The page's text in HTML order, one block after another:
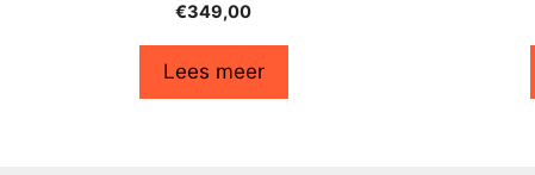
€349,00
Lees meer